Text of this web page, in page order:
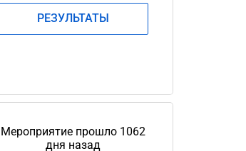
РЕЗУЛЬТАТЫ
Мероприятие прошло 1062
дня назад